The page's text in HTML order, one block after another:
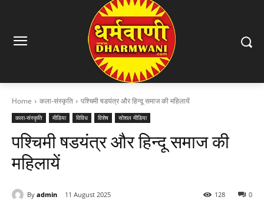
Home कला-संस्कृति पश्चिमी षडयंत्र और हिन्दू समाज की महिलायें
कला-संस्कृति मीडिया विविध विशेष सोशल मीडिया
पश्चिमी षडयंत्र और हिन्दू समाज की
महिलायें
By admin 11 August 2025 0
128